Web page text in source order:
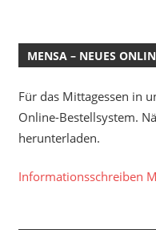
MENSA – NEUES
Für das Mittagessen in
Online-Bestellsystem.
herunterladen.
Informationsschreiben